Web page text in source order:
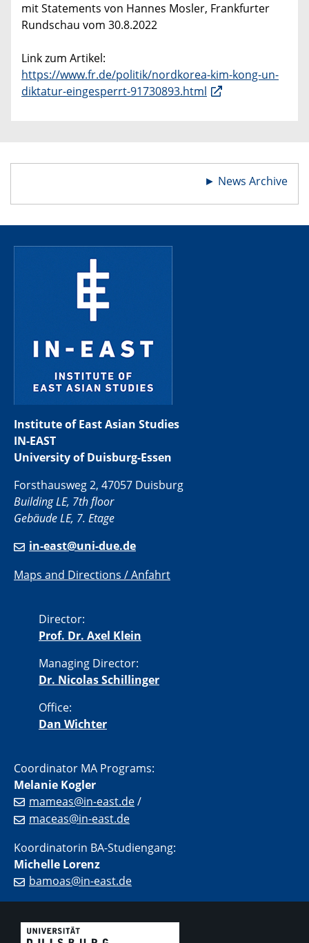
mit Statements von Hannes Mosler, Frankfurter
Rundschau vom 30.8.2022
Link zum Artikel:
https://www.fr.de/politik/nordkorea-kim-kong-un-
diktatur-eingesperrt-91730893.html
► News Archive
Institute of East Asian Studies
IN-EAST
University of Duisburg-Essen
Forsthausweg 2, 47057 Duisburg
Building LE, 7th floor
Gebäude LE, 7. Etage
in-east@uni-due.de
Maps and Directions / Anfahrt
Director:
Prof. Dr. Axel Klein
Managing Director:
Dr. Nicolas Schillinger
Office:
Dan Wichter
Coordinator MA Programs:
Melanie Kogler
mameas@in-east.de/
maceas@in-east.de
Koordinatorin BA-Studiengang:
Michelle Lorenz
bamoas@in-east.de